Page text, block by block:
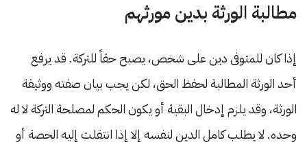
مطالبة الورثة بدين مورثهم
إذا كان للمتوفى دين على شخص، يصبح حقاً للتركة. قد يرفع
أحد الورثة المطالبة لحفظ الحق، لكن يجب بيان صفته ووثيقة
الورثة، وقد يلزم إدخال البقية أو يكون الحكم لمصلحة التركة لا له
وحده. لا يطلب كامل الدين لنفسه إلا إذا انتقلت إليه الحصة أو